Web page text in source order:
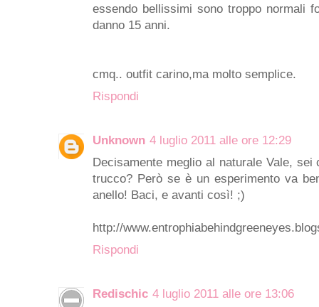
essendo bellissimi sono troppo normali
danno 15 anni.
cmq.. outfit carino,ma molto semplice.
Rispondi
Unknown 4 luglio 2011 alle ore 12:29
Decisamente meglio al naturale Vale,
trucco? Però se è un esperimento va
anello! Baci, e avanti così! ;)
http://
Rispondi
Redischic 4 luglio 2011 alle ore 13:06